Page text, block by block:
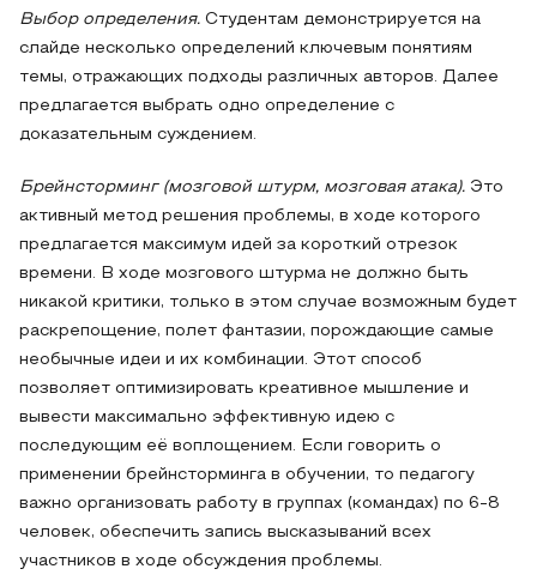
Выбор определения. Студентам демонстрируется на
слайде несколько определений ключевым понятиям
темы, отражающих подходы различных авторов. Далее
предлагается выбрать одно определение с
доказательным суждением.
Брейнсторминг (мозговой штурм, мозговая атака). Это
активный метод решения проблемы, в ходе которого
предлагается максимум идей за короткий отрезок
времени. В ходе мозгового штурма не должно быть
никакой критики, только в этом случае возможным будет
раскрепощение, полет фантазии, порождающие самые
необычные идеи и их комбинации. Этот способ
позволяет оптимизировать креативное мышление и
вывести максимально эффективную идею с
последующим её воплощением. Если говорить о
применении брейнсторминга в обучении, то педагогу
важно организовать работу в группах (командах) по 6-8
человек, обеспечить запись высказываний всех
участников в ходе обсуждения проблемы.